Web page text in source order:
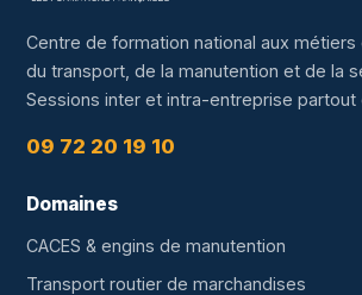
Centre de formation national aux métiers
du transport, de la manutention et de la
Sessions inter et intra-entreprise partout
09 72 20 19 10
Domaines
CACES & engins de manutention
Transport routier de marchandises